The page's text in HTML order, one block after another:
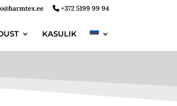
+372 5199 99 94
KASULIK